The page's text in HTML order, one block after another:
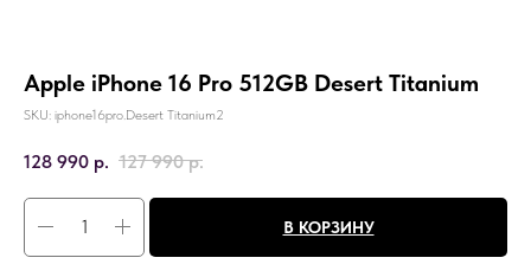
Apple iPhone 16 Pro 512GB Desert Titanium
SKU: iphone16pro.Desert Titanium2
128 990 р. 127 990 р.
В КОРЗИНУ